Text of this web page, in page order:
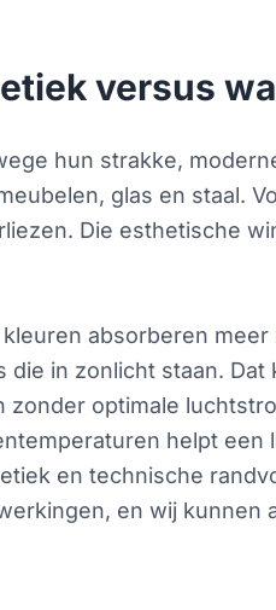
versus
hun strakke,
glas en staal.
Die esthetische
absorberen
in zonlicht staan.
optimale
helpt
en technische
en wij kunnen